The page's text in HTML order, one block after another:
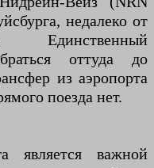
недалеко от
Единственный
оттуда до
из аэропорта
поезда нет.
является важной